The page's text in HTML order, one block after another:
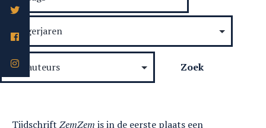
Tijdschrift ZemZem is in de eerste plaats een